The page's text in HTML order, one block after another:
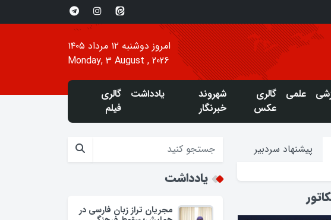
امروز دوشنبه ۱۲ مرداد ۱۴۰۵
Monday, 3 August , 2026
علمی
گالری
عکس
شهروند
خبرنگار
یادداشت
گالری
فیلم
پیشنهاد سردبیر
یادداشت
مجریان تراز زبان فارسی در